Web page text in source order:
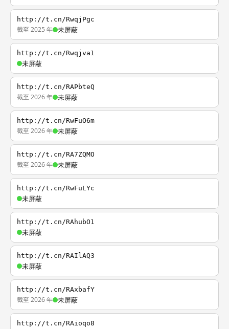
http://t.cn/RwqjPgc
截至 2025 年 未屏蔽
http://t.cn/Rwqjva1
未屏蔽
http://t.cn/RAPbteQ
截至 2026 年 未屏蔽
http://t.cn/RwFuO6m
截至 2026 年 未屏蔽
http://t.cn/RA7ZQMO
截至 2026 年 未屏蔽
http://t.cn/RwFuLYc
未屏蔽
http://t.cn/RAhubO1
未屏蔽
http://t.cn/RAIlAQ3
未屏蔽
http://t.cn/RAxbafY
截至 2026 年 未屏蔽
http://t.cn/RAioqo8